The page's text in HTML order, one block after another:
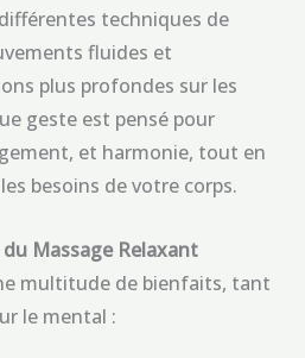
techniques de
fluides et
plus profondes sur les
geste est pensé pour
et harmonie, tout en
besoins de votre corps.
Massage Relaxant
multitude de bienfaits, tant
le mental :